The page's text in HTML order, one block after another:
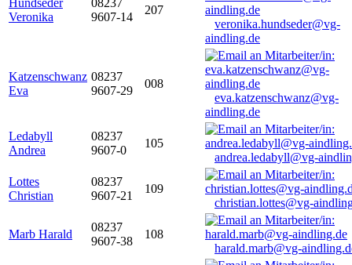
Hundseder
Veronika
08237
9607-14
207
veronika.hundseder@vg-
aindling.de
Katzenschwanz
Eva
08237
9607-29
008
eva.katzenschwanz@vg-
aindling.de
Ledabyll
Andrea
08237
9607-0
105
andrea.ledabyll@vg-
Lottes
Christian
08237
9607-21
109
christian.lottes@vg-
Marb Harald
08237
9607-38
108
harald.marb@vg-